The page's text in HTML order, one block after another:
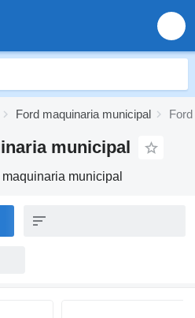
Ford maquinaria municipal
municipal
municipal